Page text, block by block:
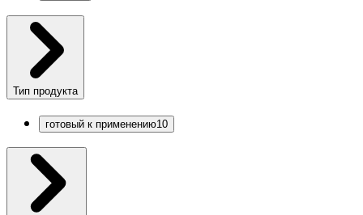
Тип продукта
готовый к применению10